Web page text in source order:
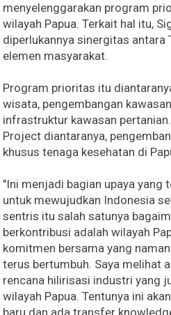
menyelenggarakan program
wilayah Papua. Terkait hal itu,
diperlukannya sinergitas antara
elemen masyarakat.
Program prioritas itu
wisata, pengembangan
infrastruktur kawasan
Project diantaranya,
khusus tenaga kesehatan di
"Ini menjadi bagian upaya yang
untuk mewujudkan Indonesia
sentris itu salah satunya
berkontribusi adalah wilayah
komitmen bersama yang
terus bertumbuh. Saya melihat
rencana hilirisasi industri yang
wilayah Papua. Tentunya ini